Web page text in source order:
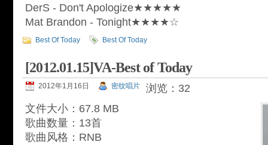
DerS - Don't Apologize★★★★★
Mat Brandon - Tonight★★★★☆
Best Of Today Best Of Today
[2012.01.15]VA-Best of Today
2012年1月16日 密纹唱片
浏览：32
文件大小：67.8 MB
歌曲数量：13首
歌曲风格：RNB